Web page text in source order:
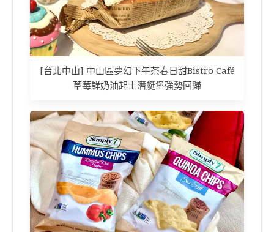
[台北中山] 中山區夢幻下午茶春日甜Bistro Café
草莓鮮奶油起士潛艇堡強勢回歸